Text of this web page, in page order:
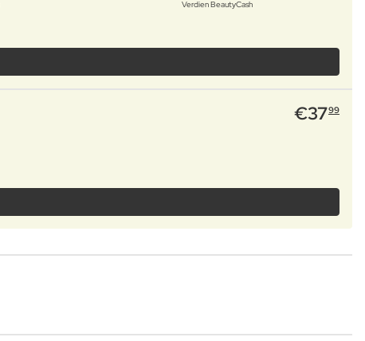
Verdien BeautyCash
€3799